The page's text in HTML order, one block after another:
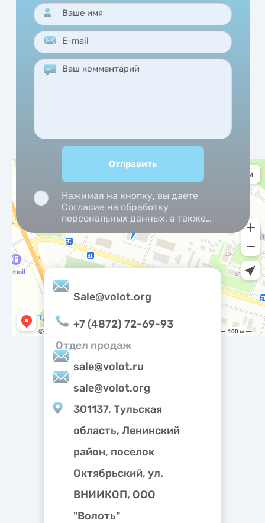
Нажимая на кнопку, вы даете
Согласие на обработку
персональных данных, а также
персональных данных
метрическими программами.
Sale@volot.org
+7 (4872) 72-69-93
Отдел продаж
sale@volot.ru
sale@volot.org
301137, Тульская
область, Ленинский
район, поселок
Октябрьский, ул.
ВНИИКОП, ООО
"Волоть"